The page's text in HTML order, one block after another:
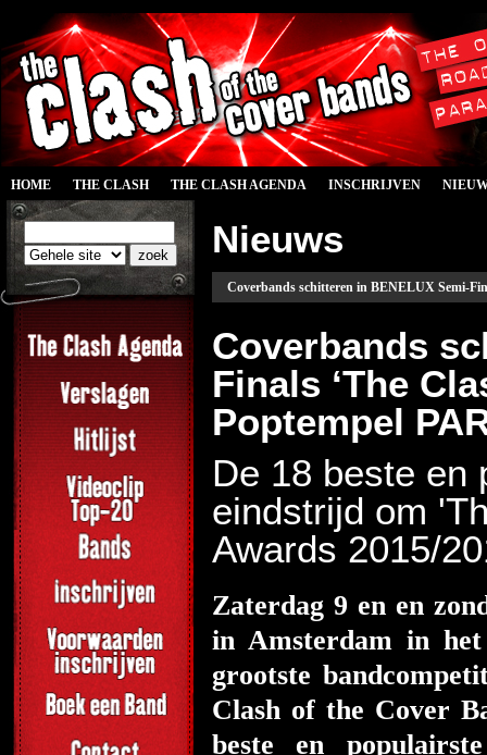
HOME THE CLASH THE CLASH AGENDA INSCHRIJVEN
Nieuws
Coverbands schitteren in BENELUX Semi-
Coverbands
Finals ‘The
Poptempel
De 18 beste en
eindstrijd om
Awards 2015/
Zaterdag 9 en en
in Amsterdam in
grootste
Clash of the Cover
beste en